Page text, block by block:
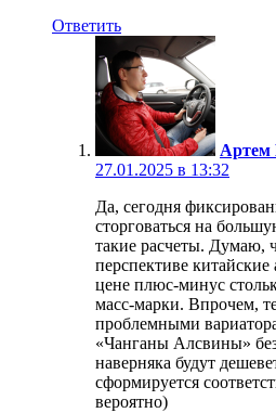
Ответить
Артем
27.01.2025 в 13:32
Да, сегодня
сторговаться на
такие расчеты. Думаю,
перспективе китайские
цене плюс-минус
масс-марки. Впрочем,
проблемными
«Чанганы Алсвины»
наверняка будут
сформируется
вероятно)